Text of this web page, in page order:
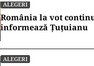
ALEGERI
România la vot
informează Țuțuianu
ALEGERI